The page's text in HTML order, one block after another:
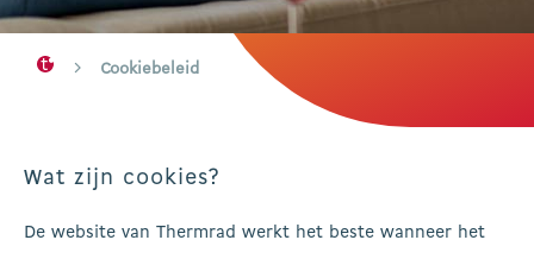
Cookiebeleid
Wat zijn cookies?
De website van Thermrad werkt het beste wanneer het